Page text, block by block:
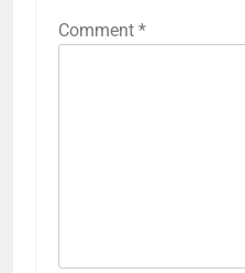
Comment *